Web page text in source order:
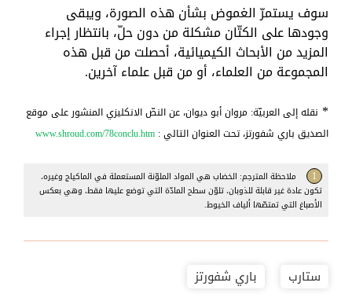
سوف يستمرّ الغموض بشأن هذه الصورة، ويبقى
وجودها على الكتّان مشكلة من دون حلّ، بانتظار إجراء
المزيد من الأبحاث الكيميائية، أحصلت من قبل هذه
المجموعة من العلماء، أو من قبل علماء آخرين.
* نقله إلى العربيّة: مروان أبو ديوان، عن النصّ الانكليزي المنشور على موقع
الصديق باري شفورتز، تحت العنوان التالي : www.shroud.com/78conclu.htm
1
ملاحظة المترجم: الخضاب هي المواد الملوّنة المستعملة في الماكياج وغيره،
تكون عادة غير قابلة للذوبان، تلوّن سطح المادّة التي توضع عليها فقط، وهي بعكس
الأصباغ التي تمتصّها ألياف الخيوط.
ستارب باري شفورتز